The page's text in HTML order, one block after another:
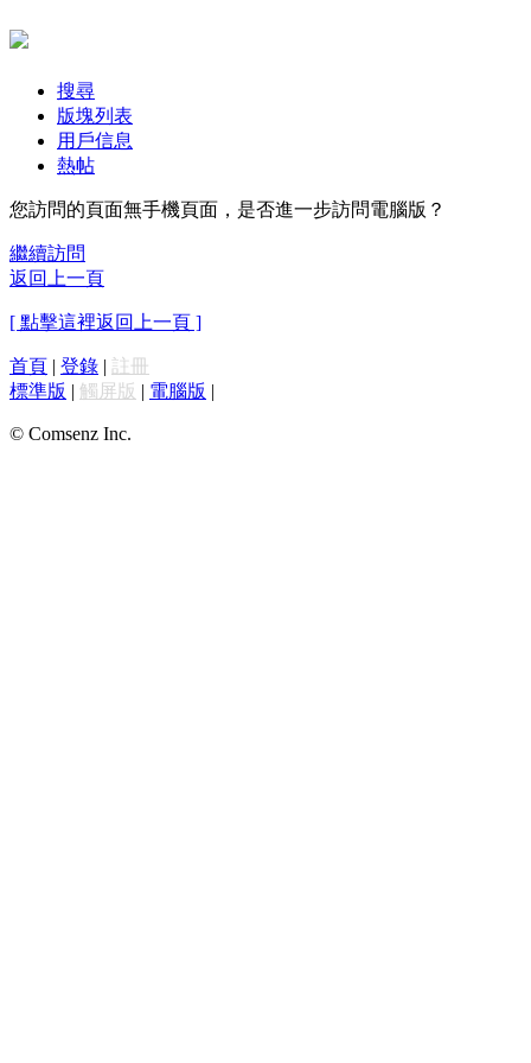
搜尋
版塊列表
用戶信息
熱帖
您訪問的頁面無手機頁面，是否進一步訪問電腦版？
繼續訪問
返回上一頁
[ 點擊這裡返回上一頁 ]
首頁 | 登錄 | 註冊
標準版 | 觸屏版 | 電腦版 |
© Comsenz Inc.